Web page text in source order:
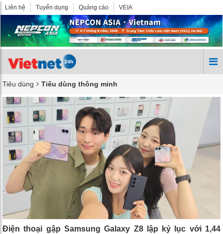
Liên hệ Tuyển dụng Quảng cáo VEIA
Tiêu dùng Tiêu dùng thông minh
Điện thoại gập Samsung Galaxy Z8 lập kỷ lục với 1,44